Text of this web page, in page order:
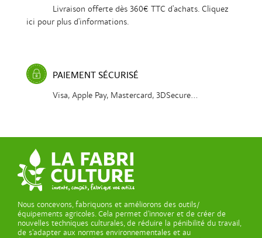
Livraison offerte dès 360€ TTC d'achats. Cliquez
ici pour plus d'informations.
PAIEMENT SÉCURISÉ
Visa, Apple Pay, Mastercard, 3DSecure...
Nous concevons, fabriquons et améliorons des outils/
équipements agricoles. Cela permet d’innover et de créer de
nouvelles techniques culturales, de réduire la pénibilité du travail,
de s’adapter aux normes environnementales et au